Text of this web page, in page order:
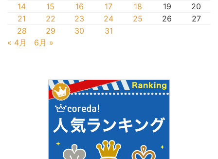
14
15 16 17 18 19
20
21
22 23 24 25 26
27
28
29 30
31
« 4月
6月 »